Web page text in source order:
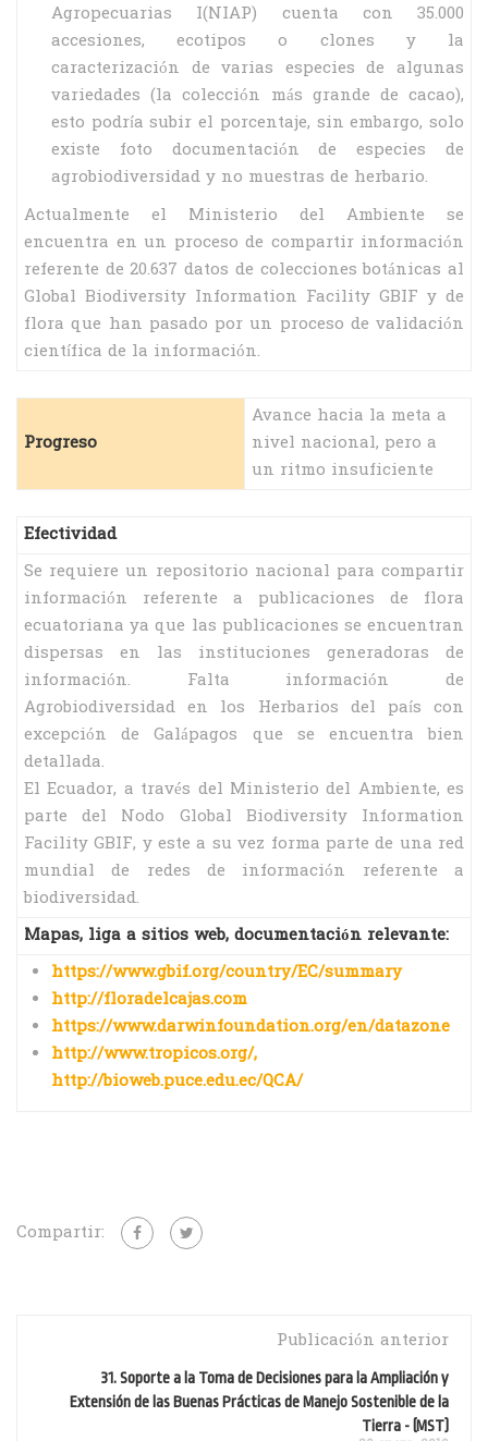
Agropecuarias I(NIAP) cuenta con 35.000
accesiones, ecotipos o clones y la
caracterización de varias especies de algunas
variedades (la colección más grande de cacao),
esto podría subir el porcentaje, sin embargo, solo
existe foto documentación de especies de
agrobiodiversidad y no muestras de herbario.
Actualmente el Ministerio del Ambiente se
encuentra en un proceso de compartir información
referente de 20.637 datos de colecciones botánicas al
Global Biodiversity Information Facility GBIF y de
flora que han pasado por un proceso de validación
científica de la información.
Progreso
Avance hacia la meta a
nivel nacional, pero a
un ritmo insuficiente
Efectividad
Se requiere un repositorio nacional para compartir
información referente a publicaciones de flora
ecuatoriana ya que las publicaciones se encuentran
dispersas en las instituciones generadoras de
información. Falta información de
Agrobiodiversidad en los Herbarios del país con
excepción de Galápagos que se encuentra bien
detallada.
El Ecuador, a través del Ministerio del Ambiente, es
parte del Nodo Global Biodiversity Information
Facility GBIF, y este a su vez forma parte de una red
mundial de redes de información referente a
biodiversidad.
Mapas, liga a sitios web, documentación relevante:
https://www.gbif.org/country/EC/summary
http://floradelcajas.com
https://www.darwinfoundation.org/en/datazone
http://www.tropicos.org/,
http://bioweb.puce.edu.ec/QCA/
Compartir:
Publicación anterior
31. Soporte a la Toma de Decisiones para la Ampliación y
Extensión de las Buenas Prácticas de Manejo Sostenible de la
Tierra - (MST)